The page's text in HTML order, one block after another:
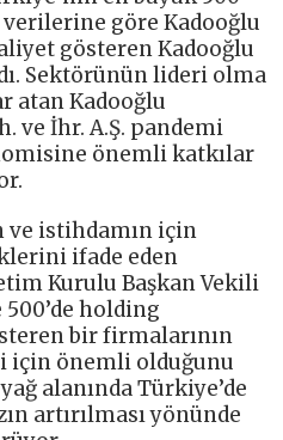
verilerine göre Kadooğlu
gösteren Kadooğlu
Sektörünün lideri olma
atan Kadooğlu
ve İhr. A.Ş. pandemi
önemli katkılar
istihdamın için
ifade eden
Kurulu Başkan Vekili
holding
bir firmalarının
için önemli olduğunu
alanında Türkiye’de
artırılması yönünde